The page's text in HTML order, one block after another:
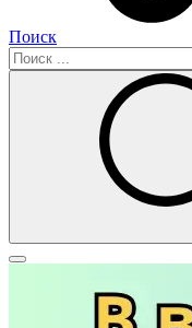
Поиск